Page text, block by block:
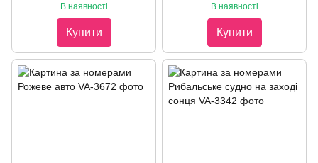
В наявності
Купити
В наявності
Купити